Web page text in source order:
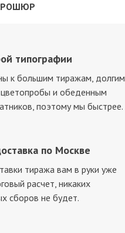
типографии
к большим тиражам, долгим
цветопробы и обеденным
поэтому мы быстрее.
по Москве
тиража вам в руки уже
расчет, никаких
сборов не будет.